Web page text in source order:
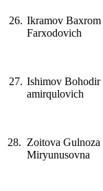
26. Ikramov Baxrom
Farxodovich
27. Ishimov Bohodir
amirqulovich
28. Zoitova Gulnoza
Miryunusovna